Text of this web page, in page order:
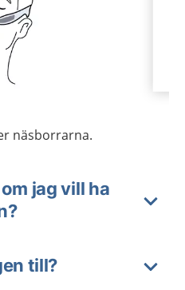
näsborrarna.
jag vill ha
till?